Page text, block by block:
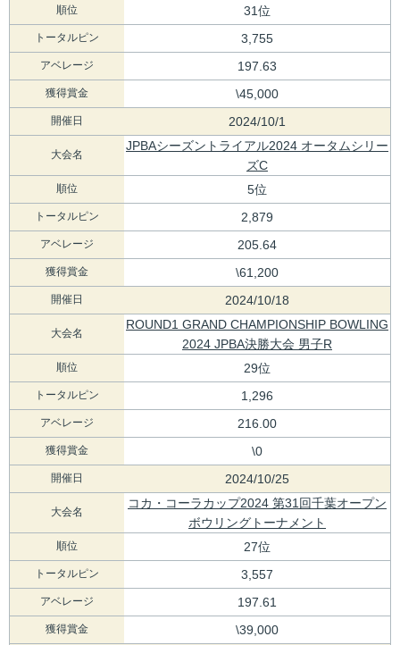
順位 31位
トータルピン 3,755
アベレージ 197.63
獲得賞金 \45,000
開催日 2024/10/1
大会名
JPBAシーズントライアル2024 オータムシリー
ズC
順位 5位
トータルピン 2,879
アベレージ 205.64
獲得賞金 \61,200
開催日 2024/10/18
大会名
ROUND1 GRAND CHAMPIONSHIP BOWLING
2024 JPBA決勝大会 男子R
順位 29位
トータルピン 1,296
アベレージ 216.00
獲得賞金 \0
開催日 2024/10/25
大会名
コカ・コーラカップ2024 第31回千葉オープン
ボウリングトーナメント
順位 27位
トータルピン 3,557
アベレージ 197.61
獲得賞金 \39,000